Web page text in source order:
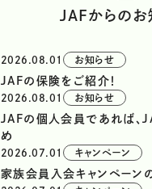
JAFからのお
2026.08.01 お知らせ
JAFの保険をご紹介！
2026.08.01 お知らせ
JAFの個人会員であれば、
め
2026.07.01 キャンペーン
家族会員入会キャンペーン